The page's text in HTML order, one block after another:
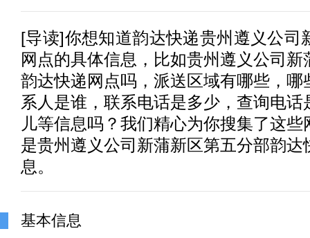
[导读]你想知道韵达快递贵州遵义公司
网点的具体信息，比如贵州遵义公司
韵达快递 网点吗，派送区域有哪些，
系人是谁，联系电话是多少，查询电话
儿等信息吗？我们精心为你搜集了这
是贵州遵义公司新蒲新区第五分部韵达
息。
基本信息